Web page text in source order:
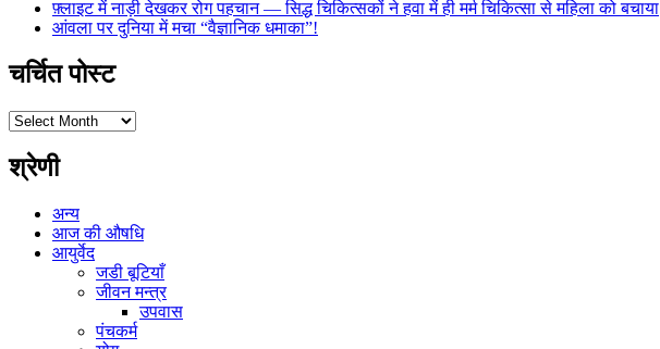
फ़्लाइट में नाड़ी देखकर रोग पहचान — सिद्ध चिकित्सकों ने हवा में ही मर्म चिकित्सा से महिला को बचाया
आंवला पर दुनिया में मचा “वैज्ञानिक धमाका”!
चर्चित पोस्ट
चर्चित
श्रेणी
अन्य
आज की औषधि
आयुर्वेद
जडी बूटियाँ
जीवन मन्त्र
उपवास
पंचकर्म